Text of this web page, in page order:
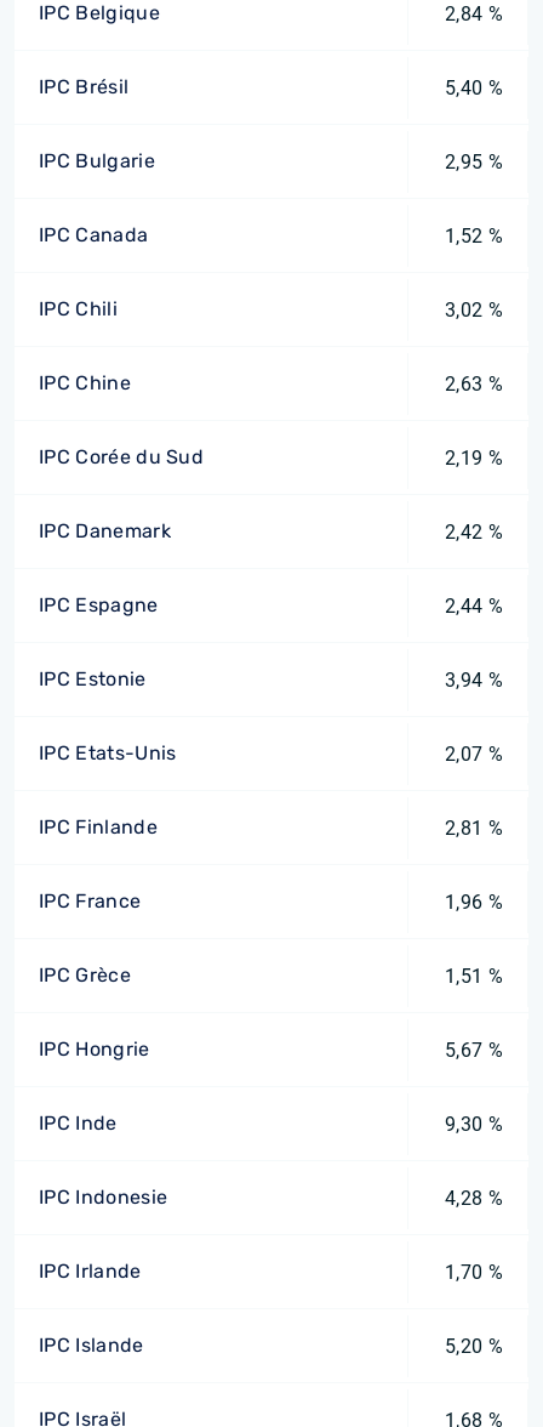
IPC Belgique 2,84 %
IPC Brésil 5,40 %
IPC Bulgarie 2,95 %
IPC Canada 1,52 %
IPC Chili 3,02 %
IPC Chine 2,63 %
IPC Corée du Sud 2,19 %
IPC Danemark 2,42 %
IPC Espagne 2,44 %
IPC Estonie 3,94 %
IPC Etats-Unis 2,07 %
IPC Finlande 2,81 %
IPC France 1,96 %
IPC Grèce 1,51 %
IPC Hongrie 5,67 %
IPC Inde 9,30 %
IPC Indonesie 4,28 %
IPC Irlande 1,70 %
IPC Islande 5,20 %
IPC Israël 1,68 %